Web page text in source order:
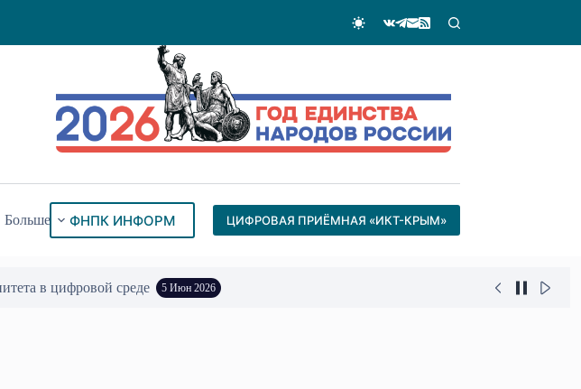
Больше ФНПК ИНФОРМ ЦИФРОВАЯ ПРИЁМНАЯ «ИКТ-КРЫМ»
платформы АПК уже до конца 2026 года